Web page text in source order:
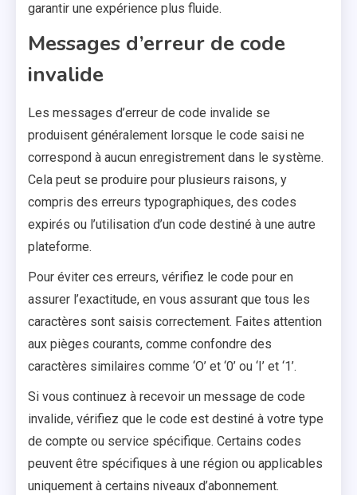
garantir une expérience plus fluide.
Messages d’erreur de code
invalide
Les messages d’erreur de code invalide se
produisent généralement lorsque le code saisi ne
correspond à aucun enregistrement dans le système.
Cela peut se produire pour plusieurs raisons, y
compris des erreurs typographiques, des codes
expirés ou l’utilisation d’un code destiné à une autre
plateforme.
Pour éviter ces erreurs, vérifiez le code pour en
assurer l’exactitude, en vous assurant que tous les
caractères sont saisis correctement. Faites attention
aux pièges courants, comme confondre des
caractères similaires comme ‘O’ et ‘0’ ou ‘I’ et ‘1’.
Si vous continuez à recevoir un message de code
invalide, vérifiez que le code est destiné à votre type
de compte ou service spécifique. Certains codes
peuvent être spécifiques à une région ou applicables
uniquement à certains niveaux d’abonnement.